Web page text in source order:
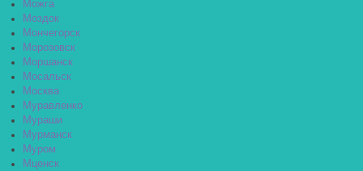
Можга
Моздок
Мончегорск
Морозовск
Моршанск
Мосальск
Москва
Муравленко
Мураши
Мурманск
Муром
Мценск